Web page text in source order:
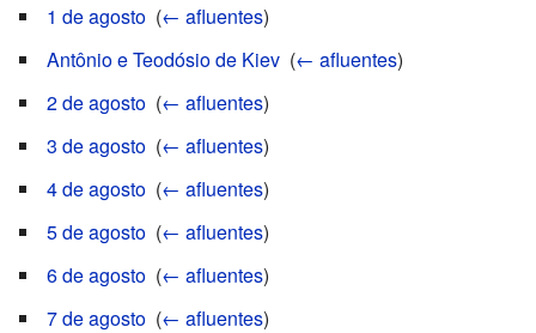
1 de agosto (← afluentes)
Antônio e Teodósio de Kiev (← afluentes)
2 de agosto (← afluentes)
3 de agosto (← afluentes)
4 de agosto (← afluentes)
5 de agosto (← afluentes)
6 de agosto (← afluentes)
7 de agosto (← afluentes)